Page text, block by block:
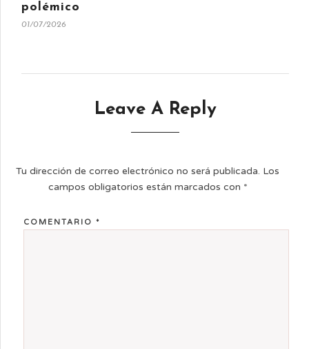
polémico
01/07/2026
Leave A Reply
Tu dirección de correo electrónico no será publicada. Los
campos obligatorios están marcados con *
COMENTARIO *